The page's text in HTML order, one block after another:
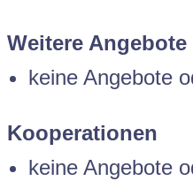
Weitere Angebote
keine Angebote
Kooperationen
keine Angebote